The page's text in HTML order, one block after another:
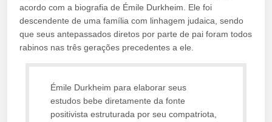
acordo com a biografia de Émile Durkheim. Ele foi
descendente de uma família com linhagem judaica, sendo
que seus antepassados diretos por parte de pai foram todos
rabinos nas três gerações precedentes a ele.
Émile Durkheim para elaborar seus
estudos bebe diretamente da fonte
positivista estruturada por seu compatriota,